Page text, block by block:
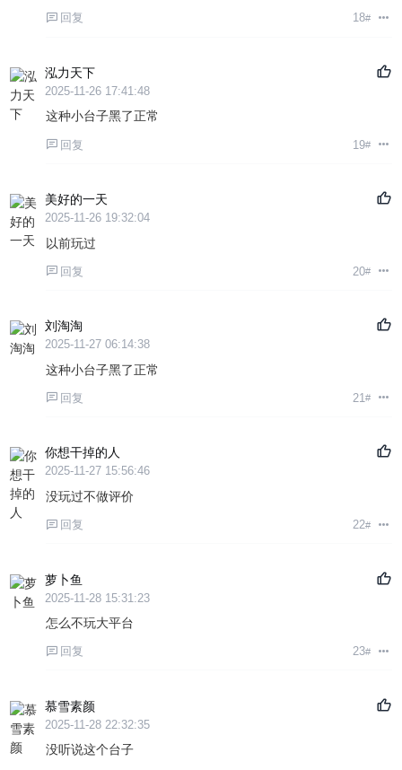
回复 18#
泓力天下
2025-11-26 17:41:48
这种小台子黑了正常
回复 19#
美好的一天
2025-11-26 19:32:04
以前玩过
回复 20#
刘淘淘
2025-11-27 06:14:38
这种小台子黑了正常
回复 21#
你想干掉的人
2025-11-27 15:56:46
没玩过不做评价
回复 22#
萝卜鱼
2025-11-28 15:31:23
怎么不玩大平台
回复 23#
慕雪素颜
2025-11-28 22:32:35
没听说这个台子